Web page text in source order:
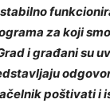
za koji
i građani su
poštivati i